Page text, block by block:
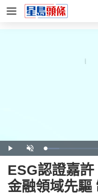
Play Unmute Loaded
12.56%
ESG認證嘉
金融領域先驅